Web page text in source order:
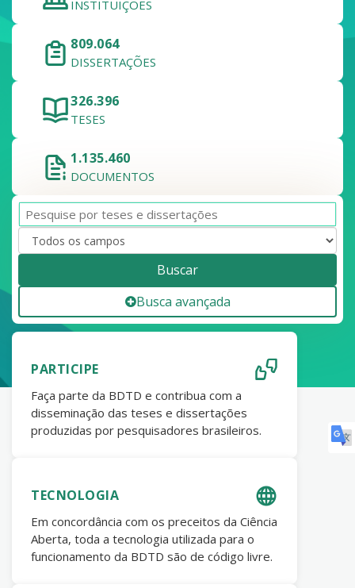
INSTITUIÇÕES
809.064
DISSERTAÇÕES
326.396
TESES
1.135.460
DOCUMENTOS
Buscar
Busca avançada
PARTICIPE
Faça parte da BDTD e contribua com a
disseminação das teses e dissertações
produzidas por pesquisadores brasileiros.
TECNOLOGIA
Em concordância com os preceitos da Ciência
Aberta, toda a tecnologia utilizada para o
funcionamento da BDTD são de código livre.